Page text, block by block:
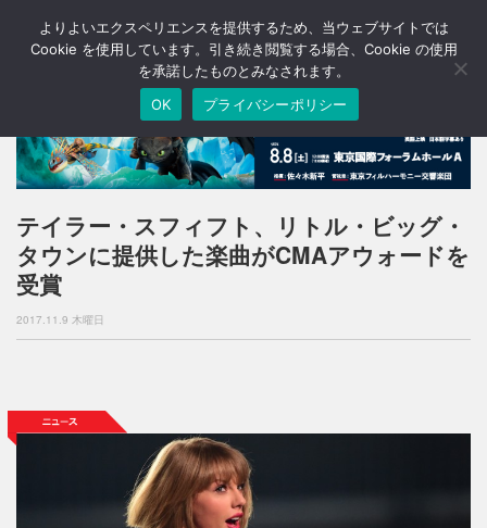
T
o
n
a
v
g
a
n
テイラー・スフィフト、リトル・ビッグ・
タウンに提供した楽曲がCMAアウォードを
受賞
2017.11.9 木曜日
よりよいエクスペリエンスを提供するため、当ウェブサイトでは
Cookie を使用しています。引き続き閲覧する場合、Cookie の使用
を承諾したものとみなされます。
OK
プライバシーポリシー